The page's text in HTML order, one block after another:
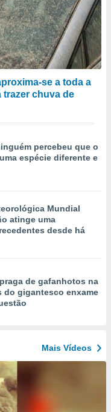
se a toda a
chuva de
percebeu que o
espécie diferente e
Mundial
atinge uma
desde há
de gafanhotos na
do gigantesco enxame
Mais Vídeos